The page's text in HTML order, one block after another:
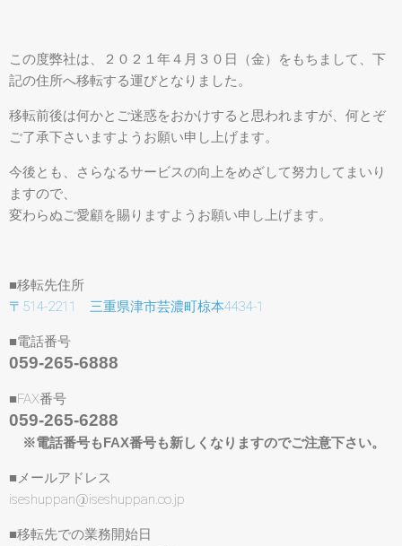
この度弊社は、２０２１年４月３０日（金）をもちまして、下
記の住所へ移転する運びとなりました。
移転前後は何かとご迷惑をおかけすると思われますが、何とぞ
ご了承下さいますようお願い申し上げます。
今後とも、さらなるサービスの向上をめざして努力してまいり
ますので、
変わらぬご愛顧を賜りますようお願い申し上げます。
■移転先住所
〒514-2211 三重県津市芸濃町椋本4434-1
■電話番号
059-265-6888
■FAX番号
059-265-6288
※電話番号もFAX番号も新しくなりますのでご注意下さい。
■メールアドレス
iseshuppan@iseshuppan.co.jp
■移転先での業務開始日